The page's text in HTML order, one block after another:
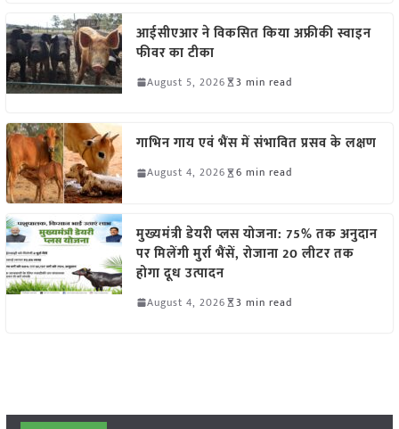
आईसीएआर ने विकसित किया अफ्रीकी स्वाइन
फीवर का टीका
August 5, 2026 3 min read
गाभिन गाय एवं भैंस में संभावित प्रसव के लक्षण
August 4, 2026 6 min read
मुख्यमंत्री डेयरी प्लस योजना: 75% तक अनुदान
पर मिलेंगी मुर्रा भैंसें, रोजाना 20 लीटर तक
होगा दूध उत्पादन
August 4, 2026 3 min read